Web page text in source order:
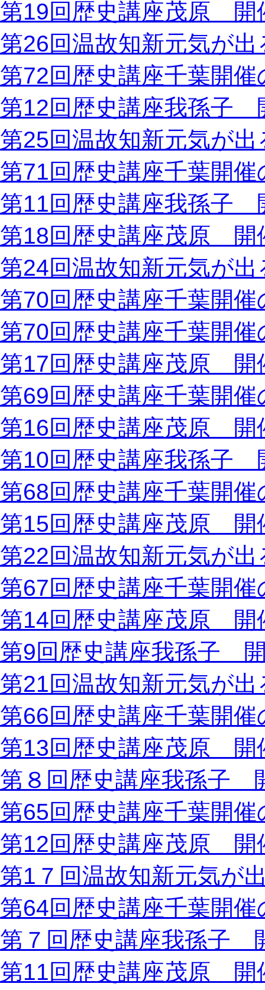
第19回歴史講座茂原 開
第26回温故知新元気が
第72回歴史講座千葉開催
第12回歴史講座我孫子
第25回温故知新元気が
第71回歴史講座千葉開催
第11回歴史講座我孫子
第18回歴史講座茂原 開
第24回温故知新元気が
第70回歴史講座千葉開催
第70回歴史講座千葉開催
第17回歴史講座茂原 開
第69回歴史講座千葉開催
第16回歴史講座茂原 開
第10回歴史講座我孫子
第68回歴史講座千葉開催
第15回歴史講座茂原 開
第22回温故知新元気が
第67回歴史講座千葉開催
第14回歴史講座茂原 開
第9回歴史講座我孫子
第21回温故知新元気が
第66回歴史講座千葉開催
第13回歴史講座茂原 開
第８回歴史講座我孫子
第65回歴史講座千葉開催
第12回歴史講座茂原 開
第1７回温故知新元気が
第64回歴史講座千葉開催
第７回歴史講座我孫子
第11回歴史講座茂原 開